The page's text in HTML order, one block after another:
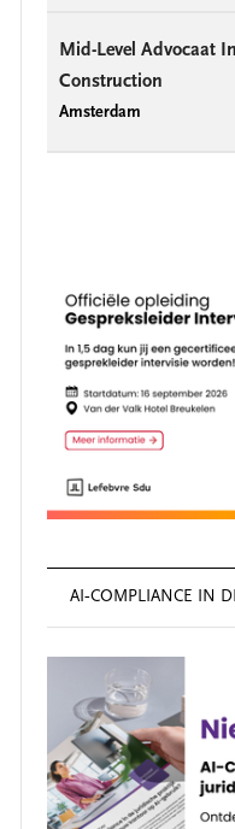
Mid-Level Advocaat
Construction
Amsterdam
AI‑COMPLIANCE IN